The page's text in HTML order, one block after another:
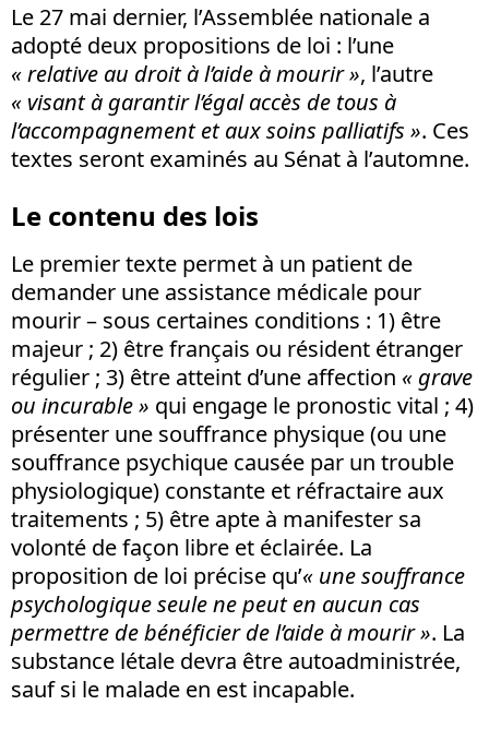
Le 27 mai dernier, l’Assemblée nationale a
adopté deux propositions de loi : l’une
« relative au droit à l’aide à mourir », l’autre
« visant à garantir l’égal accès de tous à
l’accompagnement et aux soins palliatifs ». Ces
textes seront examinés au Sénat à l’automne.
Le contenu des lois
Le premier texte permet à un patient de
demander une assistance médicale pour
mourir – sous certaines conditions : 1) être
majeur ; 2) être français ou résident étranger
régulier ; 3) être atteint d’une affection « grave
ou incurable » qui engage le pronostic vital ; 4)
présenter une souffrance physique (ou une
souffrance psychique causée par un trouble
physiologique) constante et réfractaire aux
traitements ; 5) être apte à manifester sa
volonté de façon libre et éclairée. La
proposition de loi précise qu’« une souffrance
psychologique seule ne peut en aucun cas
permettre de bénéficier de l’aide à mourir ». La
substance létale devra être autoadministrée,
sauf si le malade en est incapable.